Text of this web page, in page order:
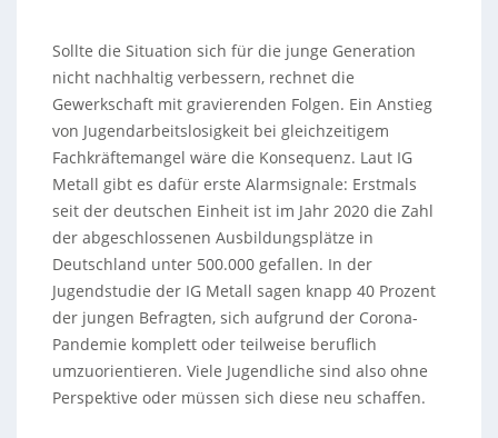
Sollte die Situation sich für die junge Generation
nicht nachhaltig verbessern, rechnet die
Gewerkschaft mit gravierenden Folgen. Ein Anstieg
von Jugendarbeitslosigkeit bei gleichzeitigem
Fachkräftemangel wäre die Konsequenz. Laut IG
Metall gibt es dafür erste Alarmsignale: Erstmals
seit der deutschen Einheit ist im Jahr 2020 die Zahl
der abgeschlossenen Ausbildungsplätze in
Deutschland unter 500.000 gefallen. In der
Jugendstudie der IG Metall sagen knapp 40 Prozent
der jungen Befragten, sich aufgrund der Corona-
Pandemie komplett oder teilweise beruflich
umzuorientieren. Viele Jugendliche sind also ohne
Perspektive oder müssen sich diese neu schaffen.